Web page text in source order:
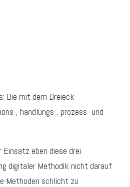
Die mit dem Dreieck
, handlungs-, prozess- und
eben diese drei
digitaler Methodik nicht darauf
Methoden schlicht zu